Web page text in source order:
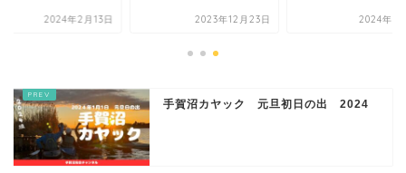
2024年2月13日 2023年12月23日 2024年1
手賀沼カヤック 元旦初日の出 2024